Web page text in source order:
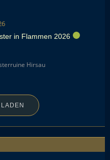
in Flammen 2026
Hirsau